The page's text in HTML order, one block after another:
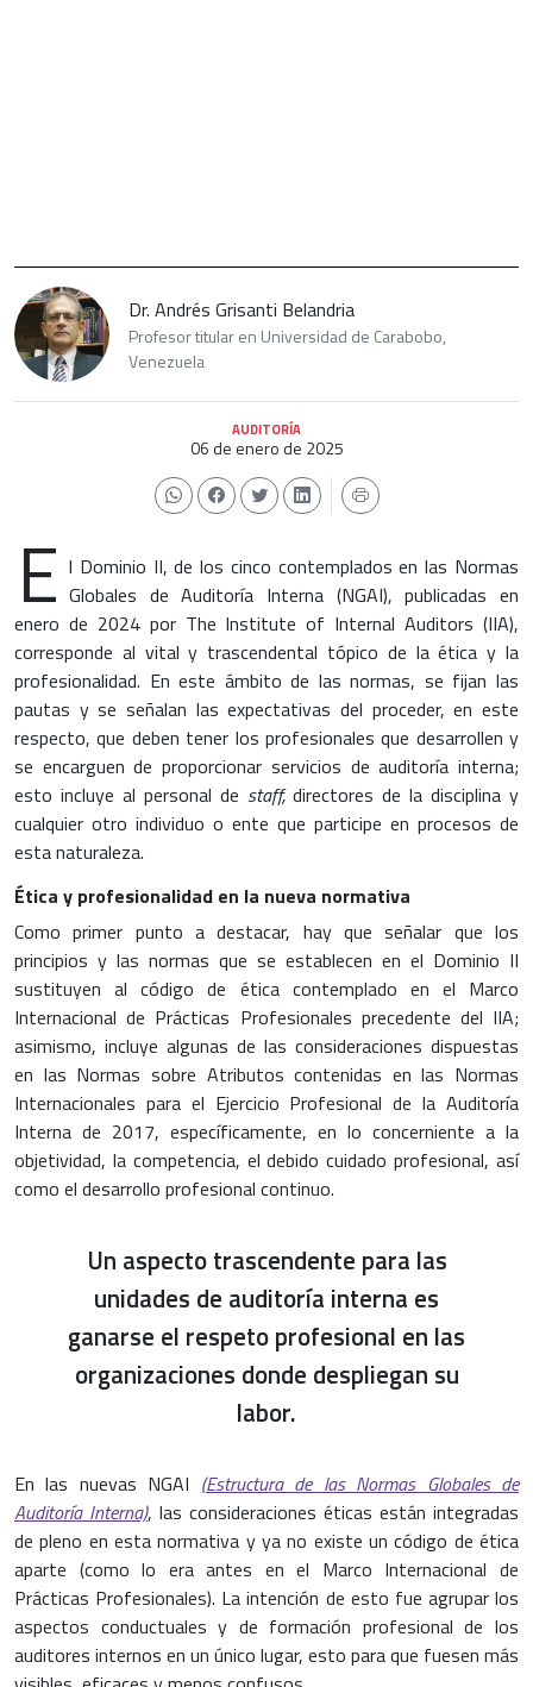
Dr. Andrés Grisanti Belandria
Profesor titular en Universidad de Carabobo,
Venezuela
AUDITORÍA
06 de enero de 2025
E l Dominio II, de los cinco contemplados en las Normas
Globales de Auditoría Interna (NGAI), publicadas en
enero de 2024 por The Institute of Internal Auditors (IIA),
corresponde al vital y trascendental tópico de la ética y la
profesionalidad. En este ámbito de las normas, se fijan las
pautas y se señalan las expectativas del proceder, en este
respecto, que deben tener los profesionales que desarrollen y
se encarguen de proporcionar servicios de auditoría interna;
esto incluye al personal de staff,directores de la disciplina y
cualquier otro individuo o ente que participe en procesos de
esta naturaleza.
Ética y profesionalidad en la nueva normativa
Como primer punto a destacar, hay que señalar que los
principios y las normas que se establecen en el Dominio II
sustituyen al código de ética contemplado en el Marco
Internacional de Prácticas Profesionales precedente del IIA;
asimismo, incluye algunas de las consideraciones dispuestas
en las Normas sobre Atributos contenidas en las Normas
Internacionales para el Ejercicio Profesional de la Auditoría
Interna de 2017, específicamente, en lo concerniente a la
objetividad, la competencia, el debido cuidado profesional, así
como el desarrollo profesional continuo.
Un aspecto trascendente para las
unidades de auditoría interna es
ganarse el respeto profesional en las
organizaciones donde despliegan su
labor.
En las nuevas NGAI (Estructura de las Normas Globales de
Auditoría Interna), las consideraciones éticas están integradas
de pleno en esta normativa y ya no existe un código de ética
aparte (como lo era antes en el Marco Internacional de
Prácticas Profesionales). La intención de esto fue agrupar los
aspectos conductuales y de formación profesional de los
auditores internos en un único lugar, esto para que fuesen más